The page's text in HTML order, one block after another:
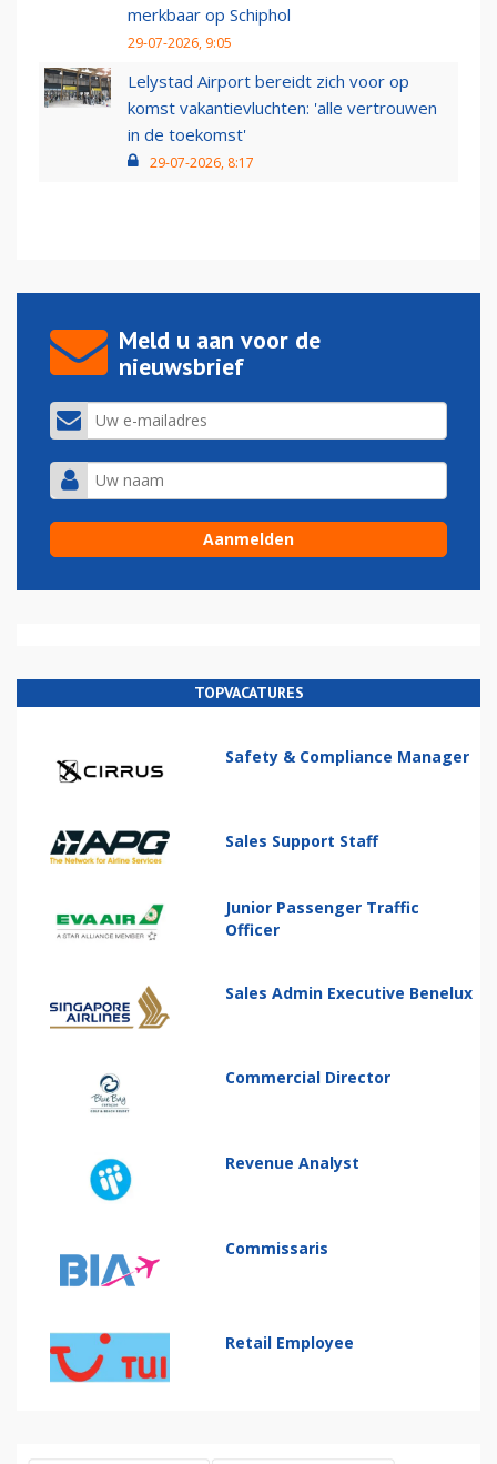
merkbaar op Schiphol
29-07-2026, 9:05
Lelystad Airport bereidt zich voor op
komst vakantievluchten: 'alle vertrouwen
in de toekomst'
29-07-2026, 8:17
Meld u aan voor de
nieuwsbrief
TOPVACATURES
Safety & Compliance Manager
Sales Support Staff
Junior Passenger Traffic
Officer
Sales Admin Executive Benelux
Commercial Director
Revenue Analyst
Commissaris
Retail Employee